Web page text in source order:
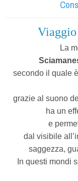
Viaggio
La
secondo il quale
grazie al suono
ha un
e
dal visibile
saggezza,
In questi mondi